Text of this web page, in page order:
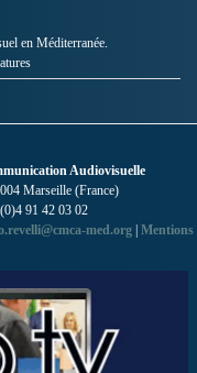
en Méditerranée.
Audiovisuelle
Marseille (France)
91 42 03 02
med.org | Mentions